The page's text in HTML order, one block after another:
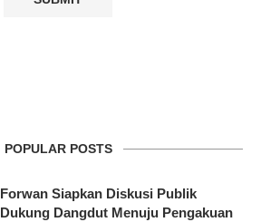
POPULAR POSTS
Forwan Siapkan Diskusi Publik
Dukung Dangdut Menuju Pengakuan